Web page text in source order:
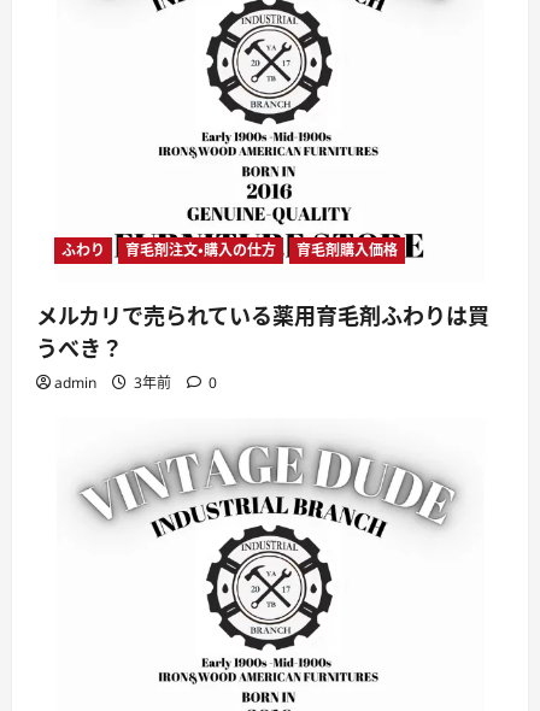
ふわり 育毛剤注文・購入の仕方 育毛剤購入価格
メルカリで売られている薬用育毛剤ふわりは買
うべき？
admin 3年前 0